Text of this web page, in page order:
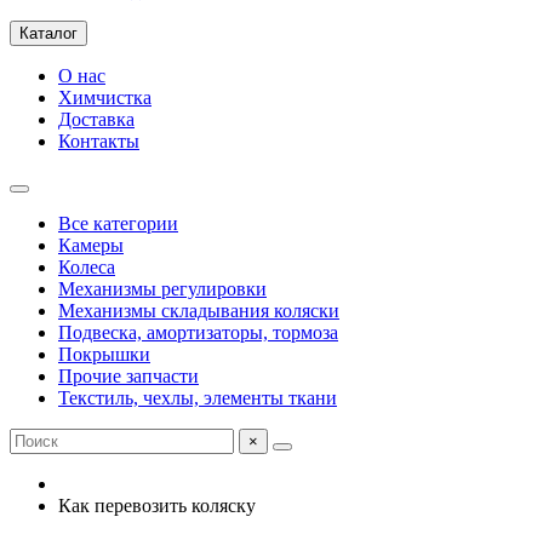
Каталог
О нас
Химчистка
Доставка
Контакты
Все категории
Камеры
Колеса
Механизмы регулировки
Механизмы складывания коляски
Подвеска, амортизаторы, тормоза
Покрышки
Прочие запчасти
Текстиль, чехлы, элементы ткани
×
Как перевозить коляску